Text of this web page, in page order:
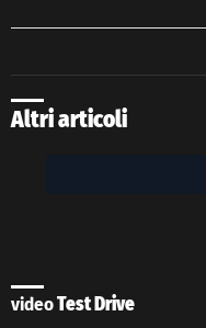
Altri articoli
videoTest Drive